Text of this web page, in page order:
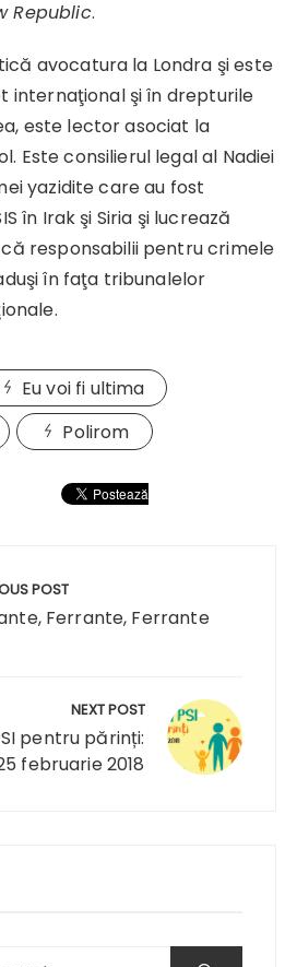
Republic.
avocatura la Londra şi este
internaţional şi în drepturile
este lector asociat la
Este consilierul legal al Nadiei
yazidite care au fost
în Irak şi Siria şi lucrează
responsabilii pentru crimele
în faţa tribunalelor
Eu voi fi ultima
Polirom
POST
Ferrante, Ferrante
NEXT POST
pentru părinți:
februarie 2018